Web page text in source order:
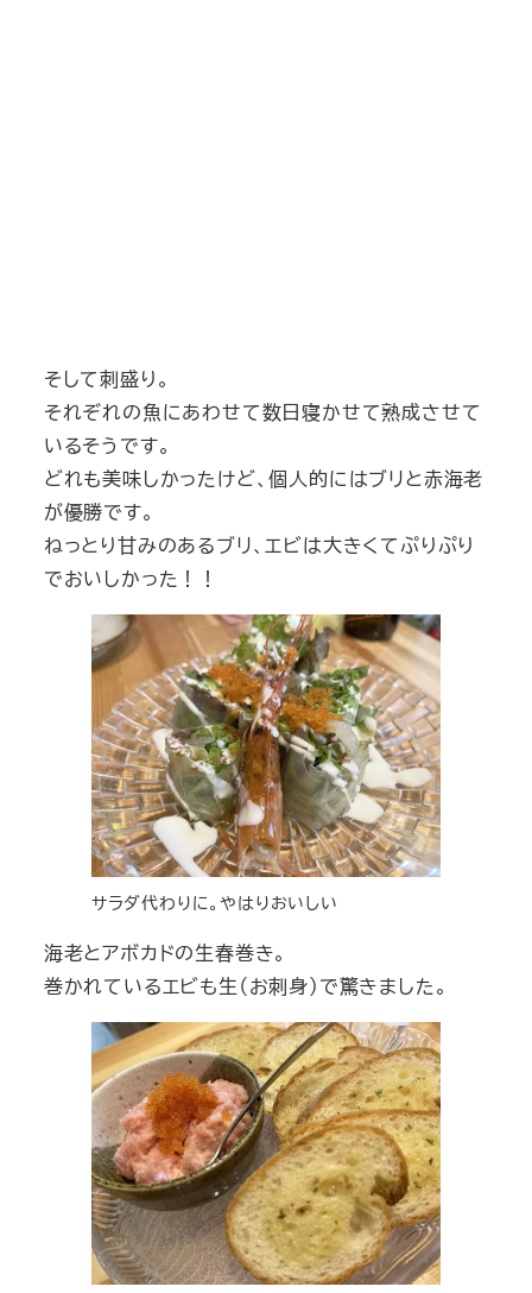
そして刺盛り。
それぞれの魚にあわせて数日寝かせて熟成させて
いるそうです。
どれも美味しかったけど、個人的にはブリと赤海老
が優勝です。
ねっとり甘みのあるブリ、エビは大きくてぷりぷり
でおいしかった！！
サラダ代わりに。やはりおいしい
海老とアボカドの生春巻き。
巻かれているエビも生（お刺身）で驚きました。